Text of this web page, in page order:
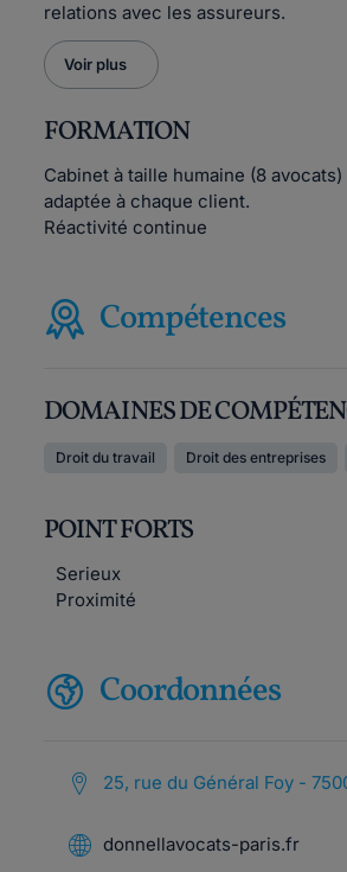
relations avec les assureurs.
Voir plus
FORMATION
Cabinet à taille humaine (8
adaptée à chaque client.
Réactivité continue
Compétences
DOMAINES DE
Droit du travail Droit des entreprises
POINT FORTS
Serieux
Proximité
Coordonnées
25, rue du Général Foy -
donnellavocats-paris.fr